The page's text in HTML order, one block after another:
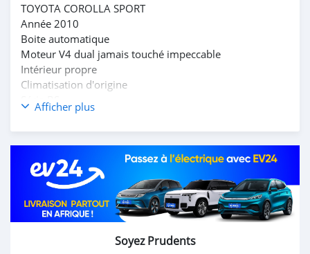
TOYOTA COROLLA SPORT
Année 2010
Boite automatique
Moteur V4 dual jamais touché impeccable
Intérieur propre
Climatisation d'origine
Série BS
Papiers à jours
Prix cadeau : 3.000.000
Position sur rendez-vous
Contacts :
Appel ou
📱WhatsApp :
+229 97 36 21 01
/wa.me/97362101
Afficher plus
Soyez Prudents